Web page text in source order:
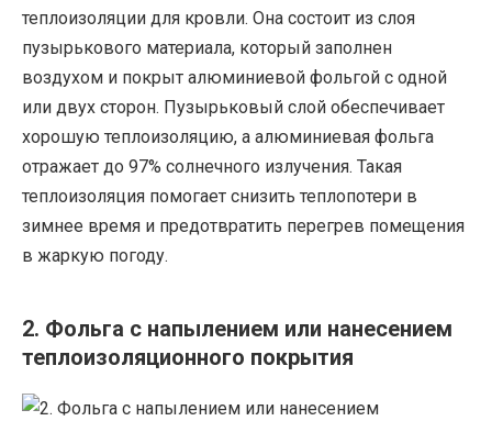
теплоизоляции для кровли. Она состоит из слоя
пузырькового материала, который заполнен
воздухом и покрыт алюминиевой фольгой с одной
или двух сторон. Пузырьковый слой обеспечивает
хорошую теплоизоляцию, а алюминиевая фольга
отражает до 97% солнечного излучения. Такая
теплоизоляция помогает снизить теплопотери в
зимнее время и предотвратить перегрев помещения
в жаркую погоду.
2. Фольга с напылением или нанесением
теплоизоляционного покрытия